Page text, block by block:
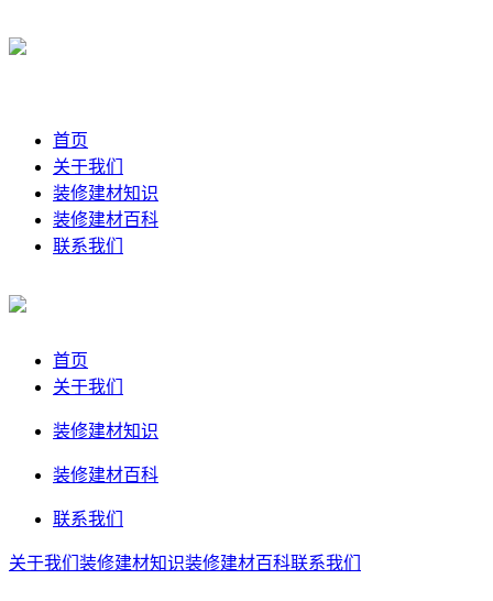
首页
关于我们
装修建材知识
装修建材百科
联系我们
首页
关于我们
装修建材知识
装修建材百科
联系我们
关于我们 装修建材知识装修建材百科联系我们